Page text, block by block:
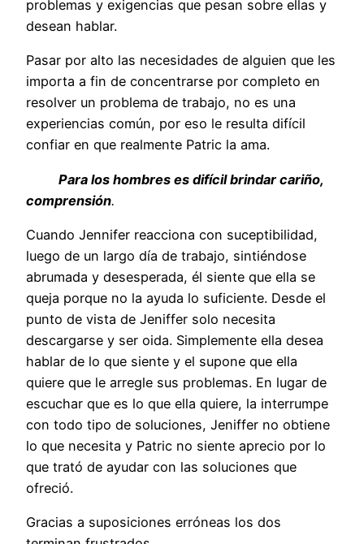
problemas y exigencias que pesan sobre ellas y
desean hablar.
Pasar por alto las necesidades de alguien que les
importa a fin de concentrarse por completo en
resolver un problema de trabajo, no es una
experiencias común, por eso le resulta difícil
confiar en que realmente Patric la ama.
Para los hombres es difícil brindar cariño,
comprensión.
Cuando Jennifer reacciona con suceptibilidad,
luego de un largo día de trabajo, sintiéndose
abrumada y desesperada, él siente que ella se
queja porque no la ayuda lo suficiente. Desde el
punto de vista de Jeniffer solo necesita
descargarse y ser oida. Simplemente ella desea
hablar de lo que siente y el supone que ella
quiere que le arregle sus problemas. En lugar de
escuchar que es lo que ella quiere, la interrumpe
con todo tipo de soluciones, Jeniffer no obtiene
lo que necesita y Patric no siente aprecio por lo
que trató de ayudar con las soluciones que
ofreció.
Gracias a suposiciones erróneas los dos